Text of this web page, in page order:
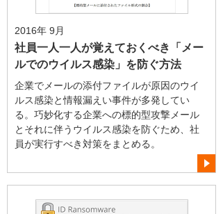
2016年 9月
社員一人一人が覚えておくべき「メー
ルでのウイルス感染」を防ぐ方法
企業でメールの添付ファイルが原因のウイ
ルス感染と情報漏えい事件が多発してい
る。巧妙化する企業への標的型攻撃メール
とそれに伴うウイルス感染を防ぐため、社
員が実行すべき対策をまとめる。